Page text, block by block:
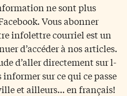
ne sont plus
Vous abonner
infolettre courriel est un
d’accéder à nos articles.
d’aller directement sur l-
informer sur ce qui ce passe
et ailleurs... en français!